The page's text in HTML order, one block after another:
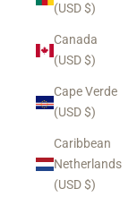
(USD $)
Canada
(USD $)
Cape Verde
(USD $)
Caribbean
Netherlands
(USD $)